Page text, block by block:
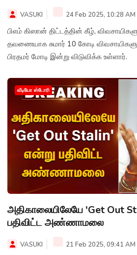
VASUKI 24 Feb 2025, 10:28 AM
பிஎம் கிஸான் திட்டத்தின் கீழ்,
தவணையாக சுமார் 10 கோடி
பிரதமர் மோடி இன்று விடுவிக்க உள்ளார்.
வீடியோ ஸ்டோரி
அதிகாலையிலேயே 'Get Out
பதிவிட்ட அண்ணாமலை
VASUKI 21 Feb 2025, 09:41 AM